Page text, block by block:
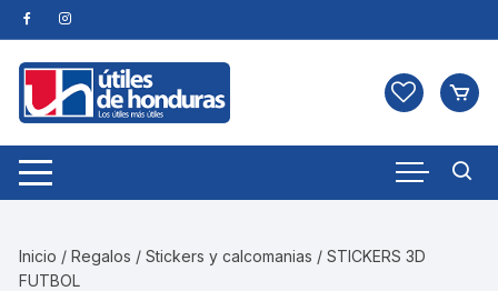
Skip
to
content
Inicio /Regalos /Stickers y calcomanias / STICKERS 3D
FUTBOL